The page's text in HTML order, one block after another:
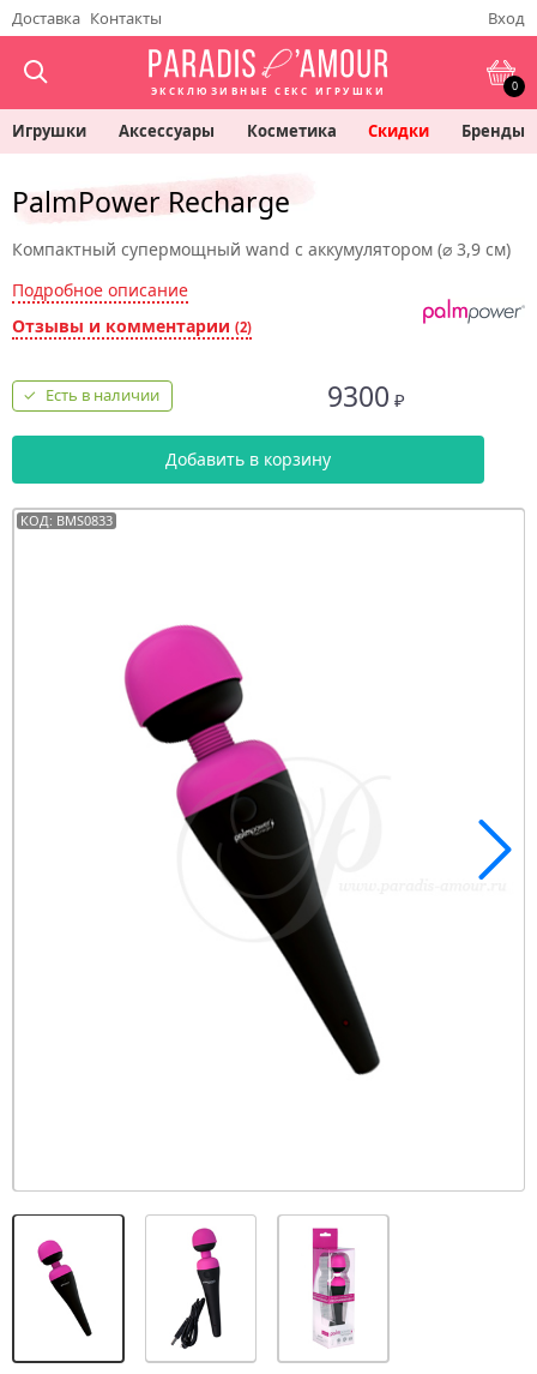
Доставка Контакты Вход
ЭКСКЛЮЗИВНЫЕ СЕКС ИГРУШКИ 0
Игрушки Аксессуары Косметика Скидки Бренды
PalmPower Recharge
Компактный супермощный wand с аккумулятором (⌀ 3,9 см)
Подробное описание
Отзывы и комментарии (2)
9300 ₽
Есть в наличии
Добавить в корзину
КОД: BMS0833